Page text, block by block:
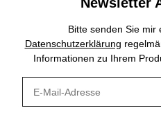
Bitte senden Sie mir
Datenschutzerklärung
Informationen zu Ihrem